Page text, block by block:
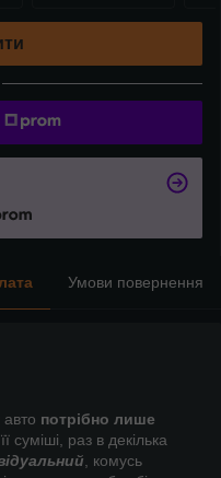
Умови повернення
потрібно лише
її суміші, раз в декілька
, комусь